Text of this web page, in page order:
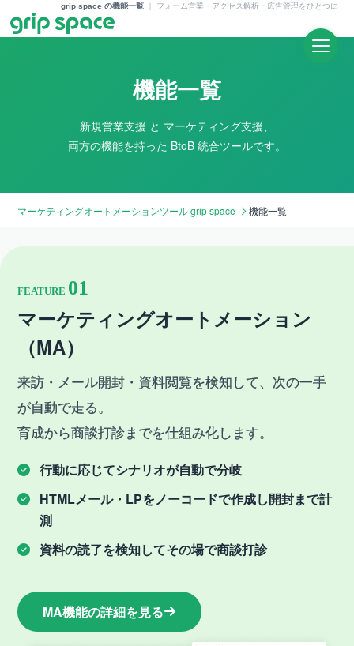
grip space の機能一覧 フォーム営業・アクセス解析・広告管理をひとつに
機能一覧
新規営業支援 と マーケティング支援、
両方の機能を持った BtoB 統合ツールです。
マーケティングオートメーションツール grip space 機能一覧
FEATURE 01
マーケティングオートメーション
（MA）
来訪・メール開封・資料閲覧を検知して、次の一手
が自動で走る。
育成から商談打診までを仕組み化します。
行動に応じてシナリオが自動で分岐
HTMLメール・LPをノーコードで作成し開封まで計
測
資料の読了を検知してその場で商談打診
MA機能の詳細を見る